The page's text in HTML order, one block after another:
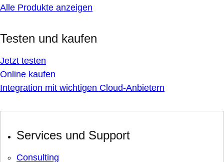
Alle Produkte anzeigen
Testen und kaufen
Jetzt testen
Online kaufen
Integration mit wichtigen Cloud-Anbietern
Services und Support
Consulting